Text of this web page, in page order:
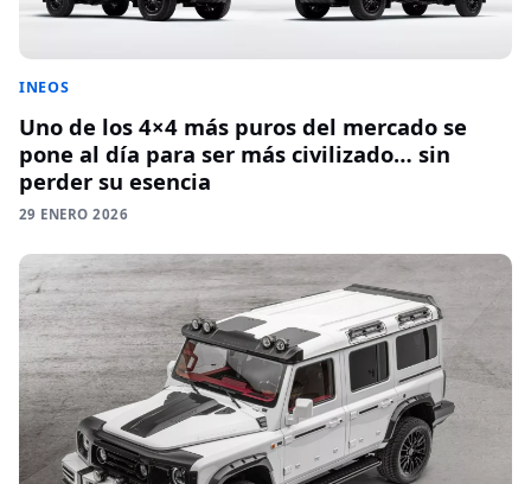
INEOS
Uno de los 4×4 más puros del mercado se
pone al día para ser más civilizado… sin
perder su esencia
29 ENERO 2026